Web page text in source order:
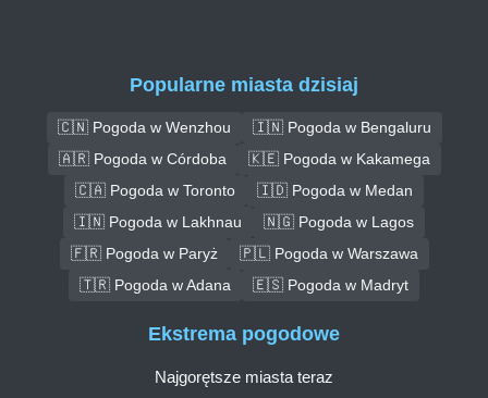
Popularne miasta dzisiaj
🇨🇳 Pogoda w Wenzhou
🇮🇳 Pogoda w Bengaluru
🇦🇷 Pogoda w Córdoba
🇰🇪 Pogoda w Kakamega
🇨🇦 Pogoda w Toronto
🇮🇩 Pogoda w Medan
🇮🇳 Pogoda w Lakhnau
🇳🇬 Pogoda w Lagos
🇫🇷 Pogoda w Paryż
🇵🇱 Pogoda w Warszawa
🇹🇷 Pogoda w Adana
🇪🇸 Pogoda w Madryt
Ekstrema pogodowe
Najgorętsze miasta teraz